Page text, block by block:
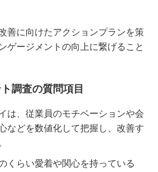
善に向けたアクションプランを策
ゲージメントの向上に繋げること
調査の質問項目
は、従業員のモチベーションや会
などを数値化して把握し、改善す
くらい愛着や関心を持っている